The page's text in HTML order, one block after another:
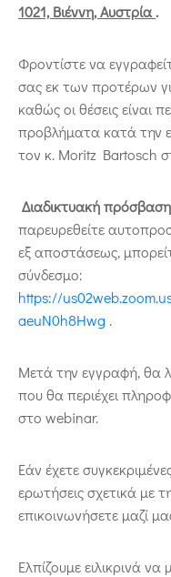
1021, Βιέννη, Αυστρία.
Φροντίστε να
σας εκ των προτέρων
καθώς οι θέσεις είναι
προβλήματα κατά την
τον κ. Moritz Bartosch
Διαδικτυακή
παρευρεθείτε
εξ αποστάσεως,
σύνδεσμο:
https://
aeuN0h8Hwg .
Μετά την εγγραφή, θα
που θα περιέχει
στο webinar.
Εάν έχετε
ερωτήσεις σχετικά με
επικοινωνήσετε μαζί
Ελπίζουμε ειλικρινά